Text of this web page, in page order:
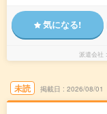
気になる!
派遣会社
未読 掲載日 2026/08/01